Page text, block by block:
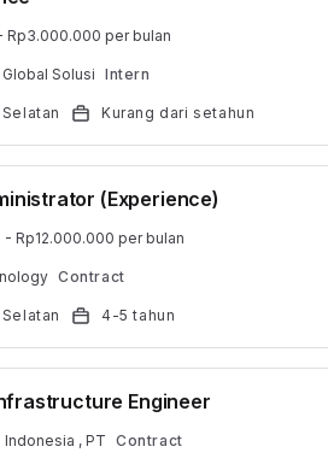
Rp3.000.000 per bulan
Solusi Intern
Kurang dari setahun
(Experience)
Rp12.000.000 per bulan
Contract
4-5 tahun
Engineer
, PT Contract